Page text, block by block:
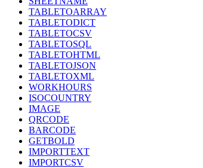
TABLETOARRAY
TABLETODICT
TABLETOCSV
TABLETOSQL
TABLETOHTML
TABLETOJSON
TABLETOXML
WORKHOURS
ISOCOUNTRY
IMAGE
QRCODE
BARCODE
GETBOLD
IMPORTTEXT
IMPORTCSV